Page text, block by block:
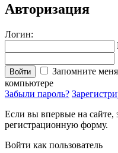
Авторизация
Логин:
Войти
Запомните
компьютере
Забыли пароль?
Если вы впервые на сайте,
регистрационную форму.
Войти как пользователь